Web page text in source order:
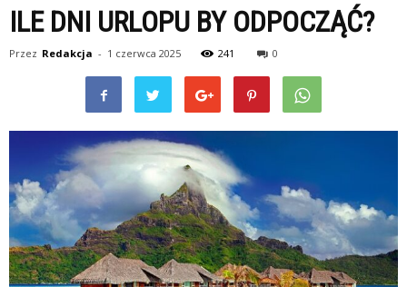
ILE DNI URLOPU BY ODPOCZĄĆ?
Przez Redakcja - 1 czerwca 2025 241 0